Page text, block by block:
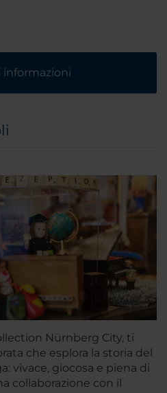
informazioni
Nürnberg City, ti
che esplora la storia del
vivace, giocosa e piena di
collaborazione con il